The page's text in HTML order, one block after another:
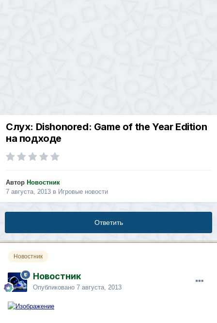
Слух: Dishonored: Game of the Year Edition
на подходе
Автор Новостник
7 августа, 2013 в Игровые новости
Ответить
Новостник
Новостник
Опубликовано 7 августа, 2013